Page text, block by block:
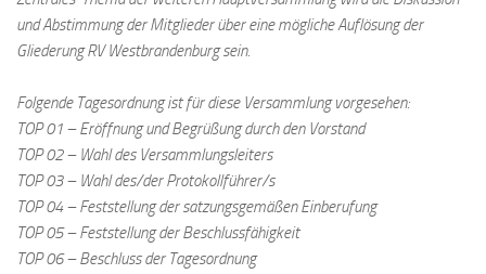
und Abstimmung der Mitglieder über eine mögliche Auflösung der
Gliederung RV Westbrandenburg sein.
Folgende Tagesordnung ist für diese Versammlung vorgesehen:
TOP 01 – Eröffnung und Begrüßung durch den Vorstand
TOP 02 – Wahl des Versammlungsleiters
TOP 03 – Wahl des/der Protokollführer/s
TOP 04 – Feststellung der satzungsgemäßen Einberufung
TOP 05 – Feststellung der Beschlussfähigkeit
TOP 06 – Beschluss der Tagesordnung